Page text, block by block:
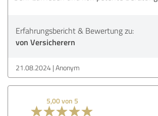
Erfahrungsbericht & Bewertung zu:
von Versicherern
21.08.2024 Anonym
5,00 von 5